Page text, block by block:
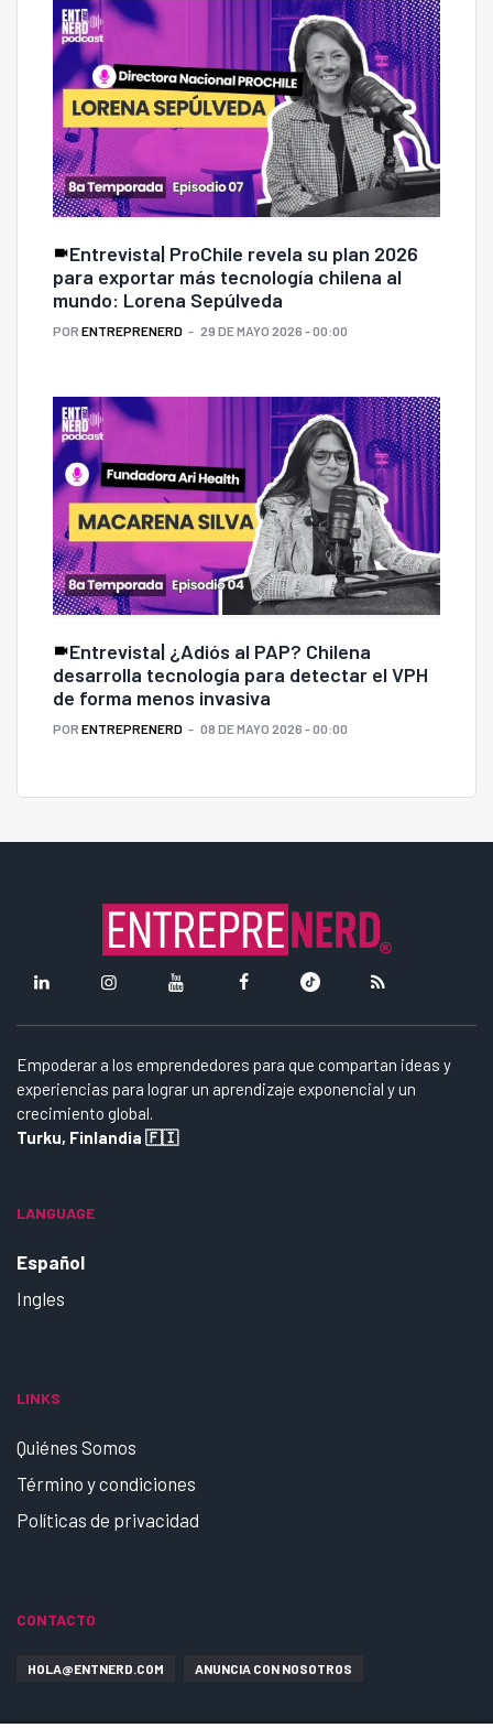
Entrevista| ProChile revela su plan 2026
para exportar más tecnología chilena al
mundo: Lorena Sepúlveda
POR ENTREPRENERD 29 DE MAYO 2026 - 00:00
Entrevista| ¿Adiós al PAP? Chilena
desarrolla tecnología para detectar el VPH
de forma menos invasiva
POR ENTREPRENERD 08 DE MAYO 2026 - 00:00
Empoderar a los emprendedores para que compartan ideas y
experiencias para lograr un aprendizaje exponencial y un
crecimiento global.
Turku, Finlandia 🇫🇮
LANGUAGE
Español
Ingles
LINKS
Quiénes Somos
Término y condiciones
Políticas de privacidad
CONTACTO
HOLA@ENTNERD.COM ANUNCIA CON NOSOTROS